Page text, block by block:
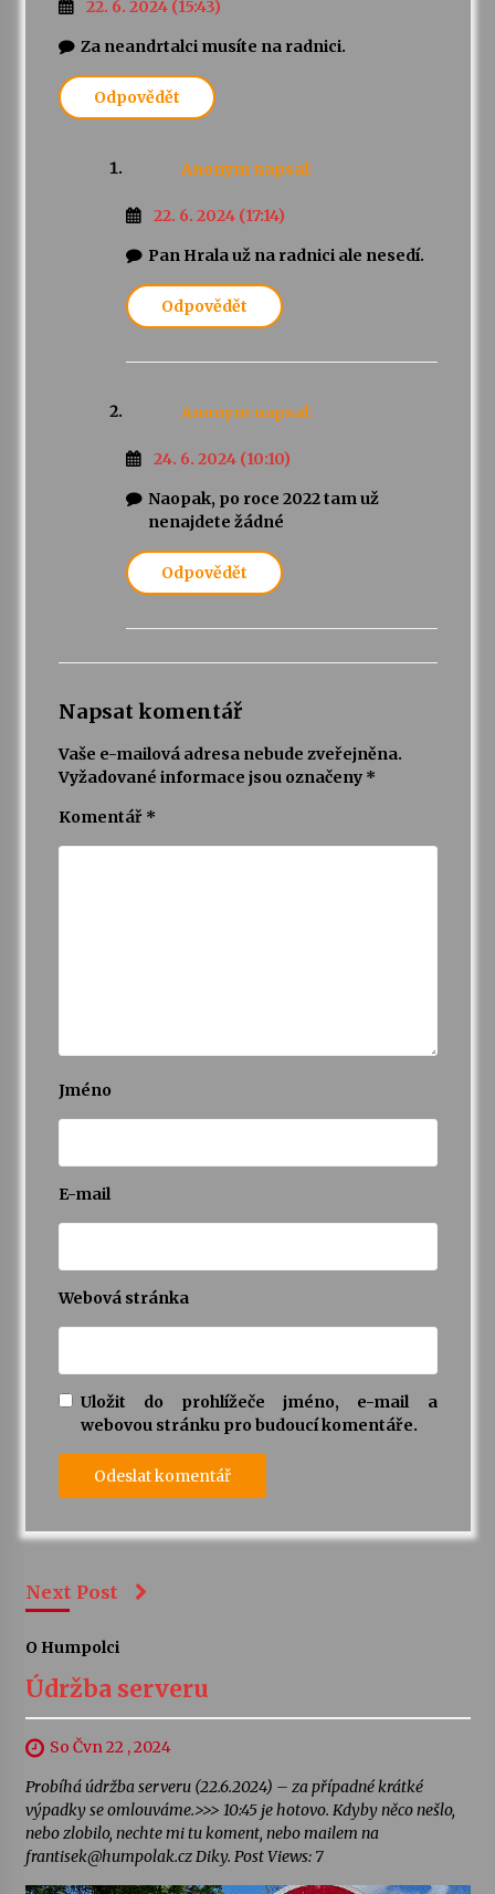
22. 6. 2024 (15:43)
Za neandrtalci musíte na radnici.
Odpovědět
Anonym napsal:
22. 6. 2024 (17:14)
Pan Hrala už na radnici ale nesedí.
Odpovědět
Anonym napsal:
24. 6. 2024 (10:10)
Naopak, po roce 2022 tam už
nenajdete žádné
Odpovědět
Napsat komentář
Vaše e-mailová adresa nebude zveřejněna.
Vyžadované informace jsou označeny *
Komentář *
Jméno
E-mail
Webová stránka
Uložit do prohlížeče jméno, e-mail a
webovou stránku pro budoucí komentáře.
Next Post
O Humpolci
Údržba serveru
So Čvn 22 , 2024
Probíhá údržba serveru (22.6.2024) – za případné krátké
výpadky se omlouváme.>>> 10:45 je hotovo. Kdyby něco nešlo,
nebo zlobilo, nechte mi tu koment, nebo mailem na
frantisek@humpolak.cz Diky. Post Views: 7